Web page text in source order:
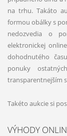
na trhu. Takáto
formou obálky s
nedozvedia o
elektronickej
dohodnutého
ponuky
transparentnejším
Takéto aukcie si
VÝHODY